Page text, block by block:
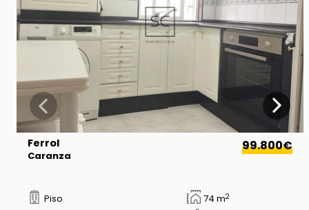
Ferrol
Caranza
99.800€
Piso 74 m2